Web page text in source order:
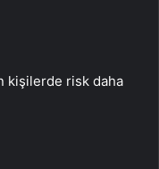
kişilerde risk daha